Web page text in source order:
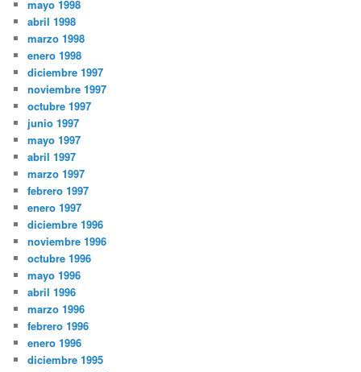
mayo 1998
abril 1998
marzo 1998
enero 1998
diciembre 1997
noviembre 1997
octubre 1997
junio 1997
mayo 1997
abril 1997
marzo 1997
febrero 1997
enero 1997
diciembre 1996
noviembre 1996
octubre 1996
mayo 1996
abril 1996
marzo 1996
febrero 1996
enero 1996
diciembre 1995